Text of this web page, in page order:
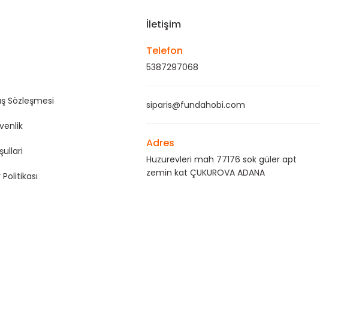
Sözleşmesi
İletişim
Telefon
5387297068
siparis@fundahobi.com
Adres
Huzurevleri mah 77176 sok güler apt
zemin kat ÇUKUROVA ADANA